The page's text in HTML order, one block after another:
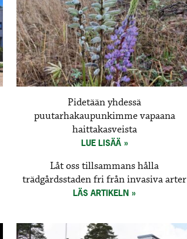
Pidetään yhdessä
puutarhakaupunkimme vapaana
haittakasveista
LUE LISÄÄ
Låt oss tillsammans hålla
trädgårdsstaden fri från invasiva arter
LÄS ARTIKELN